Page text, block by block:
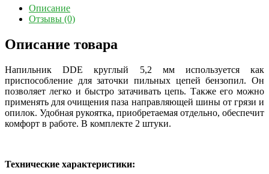
Описание
Отзывы (0)
Описание товара
Напильник DDE круглый 5,2 мм используется как
приспособление для заточки пильных цепей бензопил. Он
позволяет легко и быстро затачивать цепь. Также его можно
применять для очищения паза направляющей шины от грязи и
опилок. Удобная рукоятка, приобретаемая отдельно, обеспечит
комфорт в работе. В комплекте 2 штуки.
Технические характеристики: